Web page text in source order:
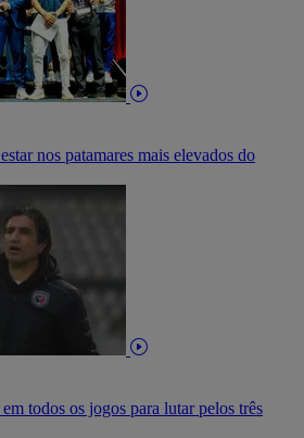
nos patamares mais elevados do
todos os jogos para lutar pelos três